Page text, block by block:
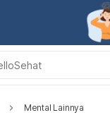
Mental Lainnya